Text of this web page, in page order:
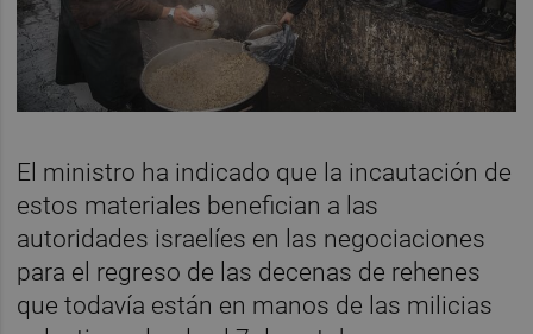
El ministro ha indicado que la incautación de
estos materiales benefician a las
autoridades israelíes en las negociaciones
para el regreso de las decenas de rehenes
que todavía están en manos de las milicias